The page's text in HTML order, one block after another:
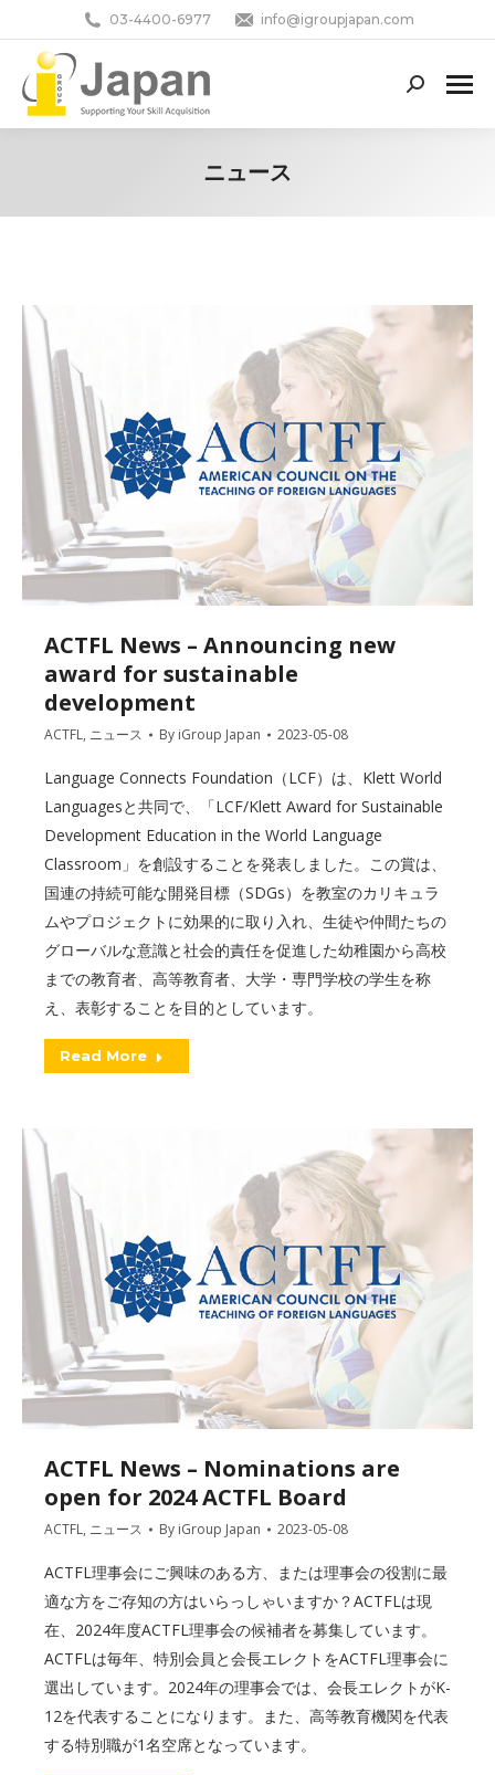
03-4400-6977 info@igroupjapan.com
Search:
ニュース
ACTFL News – Announcing new
award for sustainable
development
ACTFL, ニュース By iGroup Japan 2023-05-08
Language Connects Foundation（LCF）は、Klett World
Languagesと共同で、「LCF/Klett Award for Sustainable
Development Education in the World Language
Classroom」を創設することを発表しました。この賞は、
国連の持続可能な開発目標（SDGs）を教室のカリキュラ
ムやプロジェクトに効果的に取り入れ、生徒や仲間たちの
グローバルな意識と社会的責任を促進した幼稚園から高校
までの教育者、高等教育者、大学・専門学校の学生を称
え、表彰することを目的としています。
Read More
ACTFL News – Nominations are
open for 2024 ACTFL Board
ACTFL, ニュース By iGroup Japan 2023-05-08
ACTFL理事会にご興味のある方、または理事会の役割に最
適な方をご存知の方はいらっしゃいますか？ACTFLは現
在、2024年度ACTFL理事会の候補者を募集しています。
ACTFLは毎年、特別会員と会長エレクトをACTFL理事会に
選出しています。2024年の理事会では、会長エレクトがK-
12を代表することになります。また、高等教育機関を代表
する特別職が1名空席となっています。